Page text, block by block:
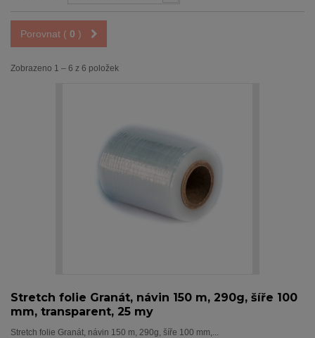
Porovnat ( 0 )
Zobrazeno 1 – 6 z 6 položek
Stretch folie Granát, návin 150 m, 290g, šíře 100
mm, transparent, 25 my
Stretch folie Granát, návin 150 m, 290g, šíře 100 mm,...